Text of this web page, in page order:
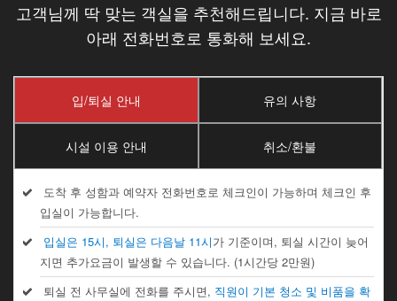
고객님께 딱 맞는 객실을 추천해드립니다. 지금 바로
아래 전화번호로 통화해 보세요.
입/퇴실 안내 유의 사항
시설 이용 안내 취소/환불
도착 후 성함과 예약자 전화번호로 체크인이 가능하며 체크인 후
입실이 가능합니다.
입실은 15시, 퇴실은 다음날 11시가 기준이며, 퇴실 시간이 늦어
지면 추가요금이 발생할 수 있습니다. (1시간당 2만원)
퇴실 전 사무실에 전화를 주시면, 직원이 기본 청소 및 비품을 확